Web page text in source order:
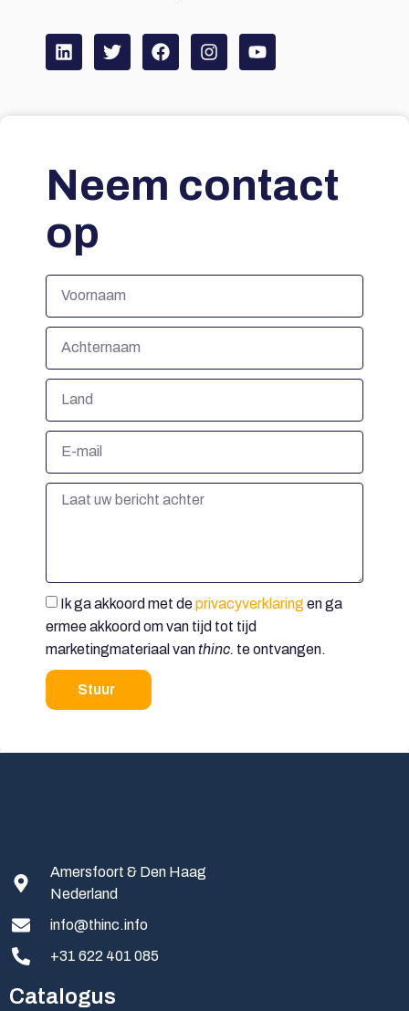
Neem contact
op
Ik ga akkoord met deprivacyverklaring en ga
ermee akkoord om van tijd tot tijd
marketingmateriaal van thinc. te ontvangen.
Stuur
Amersfoort & Den Haag
Nederland
info@thinc.info
+31 622 401 085
Catalogus